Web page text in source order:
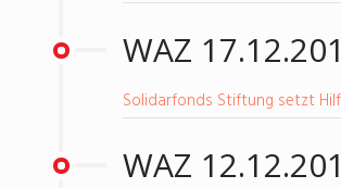
WAZ
Solidarfonds Stiftung setzt
WAZ